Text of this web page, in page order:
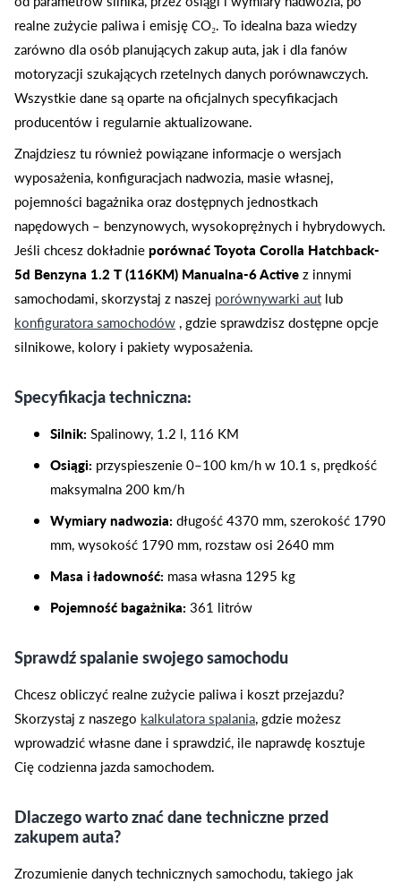
realne zużycie paliwa i emisję CO₂. To idealna baza wiedzy
zarówno dla osób planujących zakup auta, jak i dla fanów
motoryzacji szukających rzetelnych danych porównawczych.
Wszystkie dane są oparte na oficjalnych specyfikacjach
producentów i regularnie aktualizowane.
Znajdziesz tu również powiązane informacje o wersjach
wyposażenia, konfiguracjach nadwozia, masie własnej,
pojemności bagażnika oraz dostępnych jednostkach
napędowych – benzynowych, wysokoprężnych i hybrydowych.
Jeśli chcesz dokładnieporównać Toyota Corolla Hatchback-
5d Benzyna 1.2 T (116KM) Manualna-6 Activez innymi
samochodami, skorzystaj z naszej porównywarki aut lub
konfiguratora samochodów , gdzie sprawdzisz dostępne opcje
silnikowe, kolory i pakiety wyposażenia.
Specyfikacja techniczna:
Silnik: Spalinowy, 1.2 l, 116 KM
Osiągi: przyspieszenie 0–100 km/h w 10.1 s, prędkość
maksymalna 200 km/h
Wymiary nadwozia: długość 4370 mm, szerokość 1790
mm, wysokość 1790 mm, rozstaw osi 2640 mm
Masa i ładowność: masa własna 1295 kg
Pojemność bagażnika: 361 litrów
Sprawdź spalanie swojego samochodu
Chcesz obliczyć realne zużycie paliwa i koszt przejazdu?
Skorzystaj z naszego kalkulatora spalania, gdzie możesz
wprowadzić własne dane i sprawdzić, ile naprawdę kosztuje
Cię codzienna jazda samochodem.
Dlaczego warto znać dane techniczne przed
zakupem auta?
Zrozumienie danych technicznych samochodu, takiego jak